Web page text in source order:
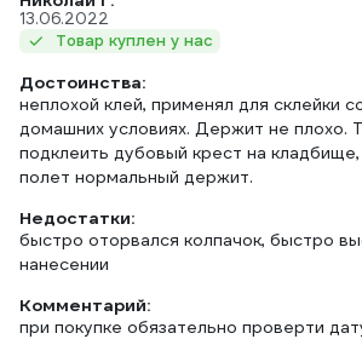
13.06.2022
Товар куплен у нас
Достоинства:
неплохой клей, применял для склейки
домашних условиях. Держит не плохо.
подклеить дубовый крест на
полет нормальный держит.
Недостатки:
быстро оторвался колпачок, быстро
нанесении
Комментарий:
при покупке обязательно проверти